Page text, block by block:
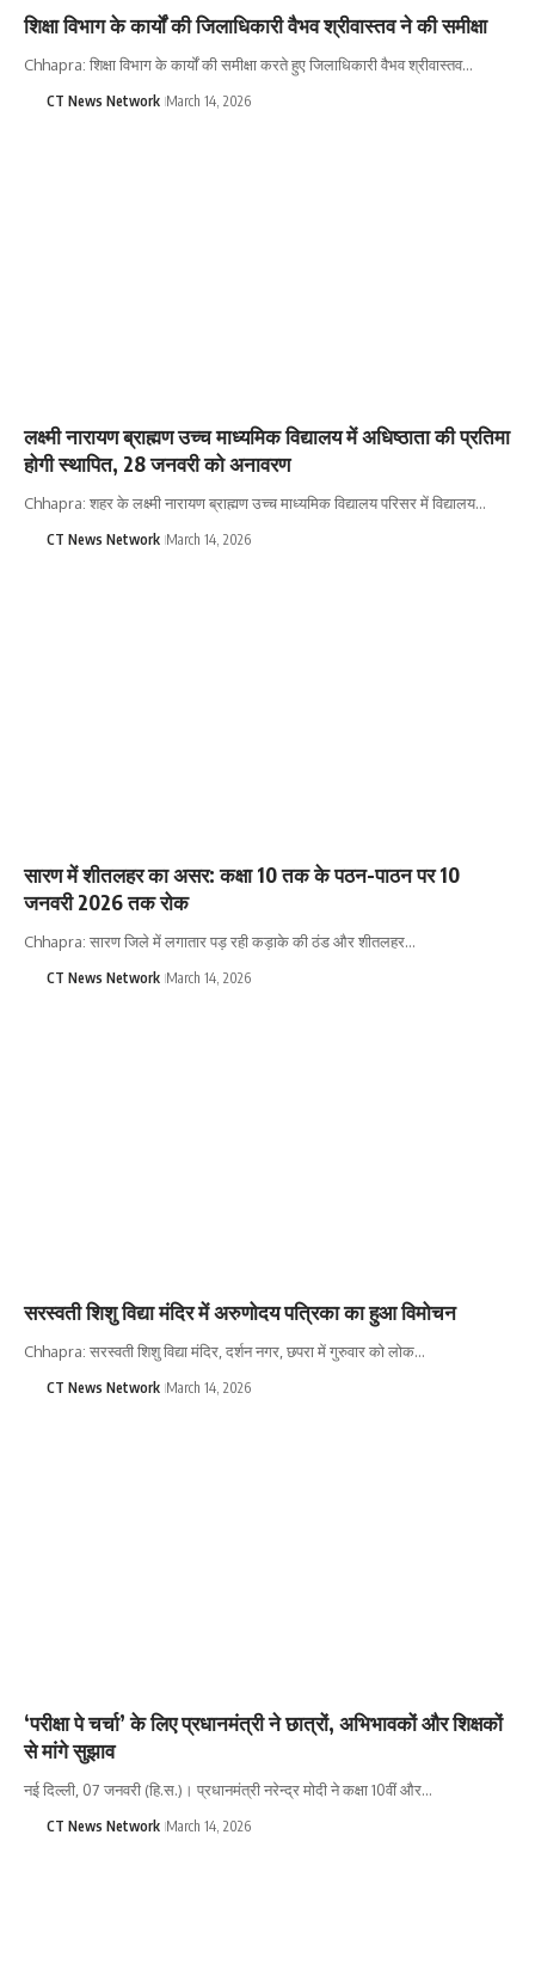
शिक्षा विभाग के कार्यों की जिलाधिकारी वैभव श्रीवास्तव ने की समीक्षा
Chhapra: शिक्षा विभाग के कार्यों की समीक्षा करते हुए जिलाधिकारी वैभव श्रीवास्तव…
CT News Network March 14, 2026
लक्ष्मी नारायण ब्राह्मण उच्च माध्यमिक विद्यालय में अधिष्ठाता की प्रतिमा
होगी स्थापित, 28 जनवरी को अनावरण
Chhapra: शहर के लक्ष्मी नारायण ब्राह्मण उच्च माध्यमिक विद्यालय परिसर में विद्यालय…
CT News Network March 14, 2026
सारण में शीतलहर का असर: कक्षा 10 तक के पठन-पाठन पर 10
जनवरी 2026 तक रोक
Chhapra: सारण जिले में लगातार पड़ रही कड़ाके की ठंड और शीतलहर…
CT News Network March 14, 2026
सरस्वती शिशु विद्या मंदिर में अरुणोदय पत्रिका का हुआ विमोचन
Chhapra: सरस्वती शिशु विद्या मंदिर, दर्शन नगर, छपरा में गुरुवार को लोक…
CT News Network March 14, 2026
‘परीक्षा पे चर्चा’ के लिए प्रधानमंत्री ने छात्रों, अभिभावकों और शिक्षकों
से मांगे सुझाव
नई दिल्ली, 07 जनवरी (हि.स.)। प्रधानमंत्री नरेन्द्र मोदी ने कक्षा 10वीं और…
CT News Network March 14, 2026